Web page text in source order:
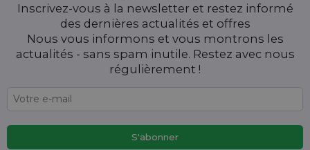
Inscrivez-vous à la newsletter et restez informé
des dernières actualités et offres
Nous vous informons et vous montrons les
actualités - sans spam inutile. Restez avec nous
régulièrement !